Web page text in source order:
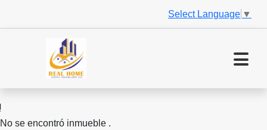
Select Language ▼
No se encontró inmueble .